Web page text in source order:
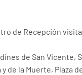
de Recepción
de San Vicente,
de la Muerte, Plaza